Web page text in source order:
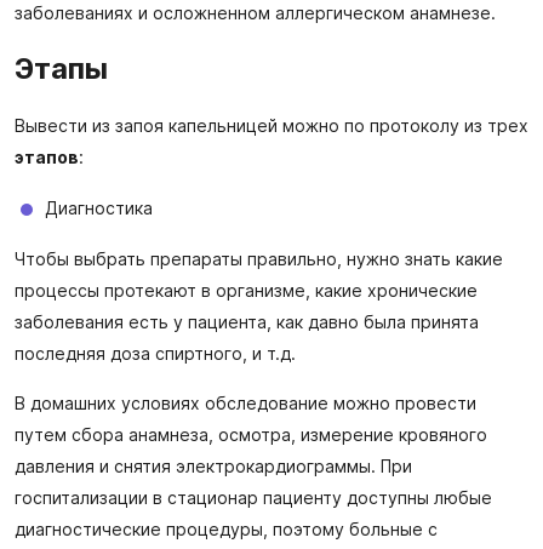
заболеваниях и осложненном аллергическом анамнезе.
Этапы
Вывести из запоя капельницей можно по протоколу из трех
этапов:
Диагностика
Чтобы выбрать препараты правильно, нужно знать какие
процессы протекают в организме, какие хронические
заболевания есть у пациента, как давно была принята
последняя доза спиртного, и т.д.
В домашних условиях обследование можно провести
путем сбора анамнеза, осмотра, измерение кровяного
давления и снятия электрокардиограммы. При
госпитализации в стационар пациенту доступны любые
диагностические процедуры, поэтому больные с